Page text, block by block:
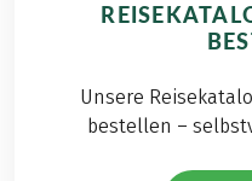
Unsere
bestellen –